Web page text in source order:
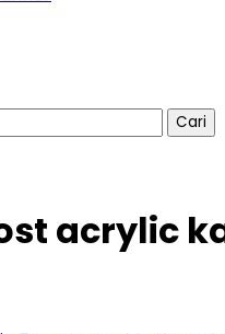
acrylic